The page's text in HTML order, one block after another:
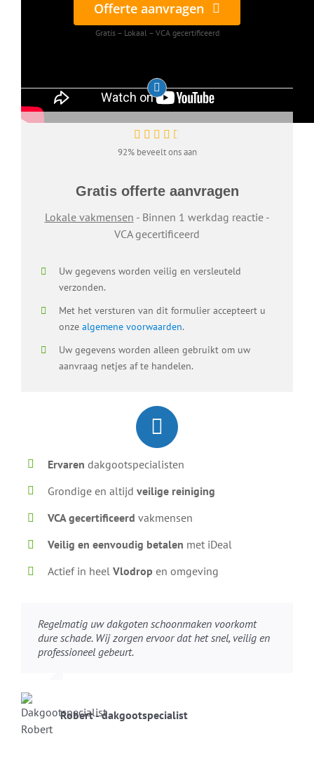
Offerte aanvragen
Gratis – Lokaal – VCA gecertificeerd
92% beveelt ons aan
Gratis offerte aanvragen
Lokale vakmensen - Binnen 1 werkdag reactie -
VCA gecertificeerd
Uw gegevens worden veilig en versleuteld
verzonden.
Met het versturen van dit formulier accepteert u
onze algemene voorwaarden.
Uw gegevens worden alleen gebruikt om uw
aanvraag netjes af te handelen.
Ervaren dakgootspecialisten
Grondige en altijdveilige reiniging
VCA gecertificeerdvakmensen
Veilig en eenvoudig betalen met iDeal
Actief in heelVlodrop en omgeving
Regelmatig uw dakgoten schoonmaken voorkomt
dure schade. Wij zorgen ervoor dat het snel, veilig en
professioneel gebeurt.
Robert - dakgootspecialist